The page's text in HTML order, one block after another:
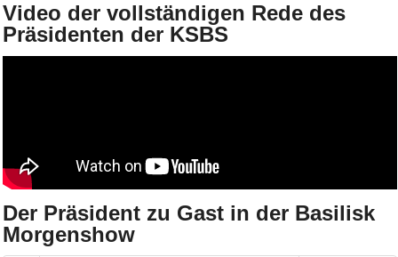
Video der vollständigen Rede des
Präsidenten der KSBS
Der Präsident zu Gast in der Basilisk
Morgenshow